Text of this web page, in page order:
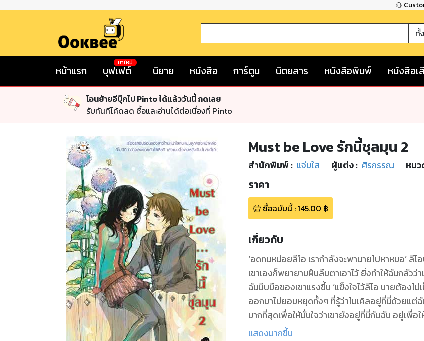
ทั้
หน้าแรก บุฟเฟต์
มาใหม่
นิยาย หนังสือ การ์ตูน นิตยสาร หนังสือพิมพ์ หนังสือเ
โอนย้ายอีบุ๊กไป Pinto ได้แล้ววันนี้ กดเลย
รับทันทีโค้ดลด ซื้อและอ่านได้ต่อเนื่องที่ Pinto
Must be Love รักนี้ชุลมุน 2
สำนักพิมพ์ : แจ่มใส ผู้แต่ง : ศิรกรรณ หม
ราคา
ซื้อฉบับนี้:145.00 ฿
เกี่ยวกับ
‘อดทนหน่อยลีโอ เรากำลังจะพานายไปหาหมอ’
เขาเองก็พยายามฝืนลืมตาเอาไว้ ยิ่งทำให้ฉันกลัวว่
ฉันบีบมือของเขาแรงขึ้น ‘แข็งใจไว้ลีโอ นายต้องไ
ออกมาไม่ยอมหยุดทั้งๆ ที่รู้ว่าไมเคิลอยู่ที่นี่ด้วยแต่
มากที่สุดเพื่อให้มั่นใจว่าเขายังอยู่ที่นี่กับฉัน อยู่เพื่อ
ฉันเชื่อในสิ่งที่เขาพูด พระเจ้า...อย่าพรากเขาไปจาก
แสดงมากขึ้น